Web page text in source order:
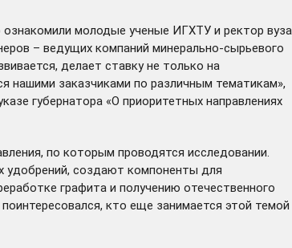
ознакомили молодые ученые ИГХТУ и ректор вуза
– ведущих компаний минерально-сырьевого
делает ставку не только на
нашими заказчиками по различным тематикам»,
губернатора «О приоритетных направлениях
по которым проводятся исследовании.
удобрений, создают компоненты для
графита и получению отечественного
кто еще занимается этой темой